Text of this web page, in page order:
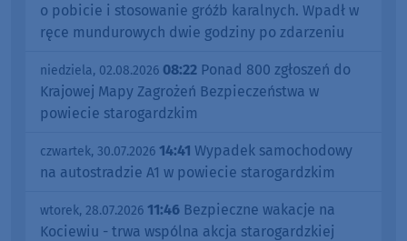
o pobicie i stosowanie gróźb karalnych. Wpadł w
ręce mundurowych dwie godziny po zdarzeniu
niedziela, 02.08.2026 08:22 Ponad 800 zgłoszeń do
Krajowej Mapy Zagrożeń Bezpieczeństwa w
powiecie starogardzkim
czwartek, 30.07.2026 14:41 Wypadek samochodowy
na autostradzie A1 w powiecie starogardzkim
wtorek, 28.07.2026 11:46 Bezpieczne wakacje na
Kociewiu - trwa wspólna akcja starogardzkiej